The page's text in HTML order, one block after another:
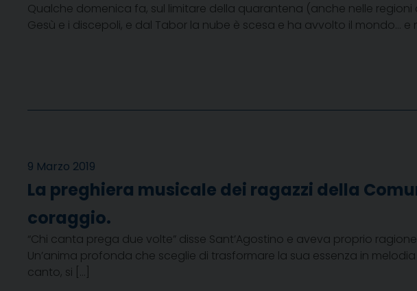
Qualche domenica fa, sul limitare della quarantena (anche nelle
Gesù e i discepoli, e dal Tabor la nube è scesa e ha avvolto il mondo…
9 Marzo 2019
La preghiera musicale dei ragazzi della
coraggio.
“Chi canta prega due volte” disse Sant’Agostino e aveva proprio
Un’anima profonda che sceglie di trasformare la sua essenza in
canto, si […]